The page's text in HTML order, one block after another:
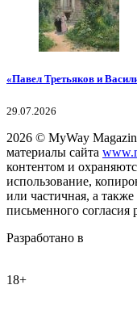
«Павел Третьяков и
29.07.2026
2026 © MyWay
материалы сайта
контентом и
использование,
или частичная, а
письменного
Разработано в
18+